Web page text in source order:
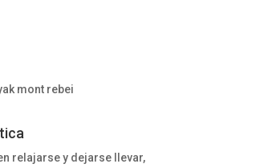
relajarse y dejarse llevar,